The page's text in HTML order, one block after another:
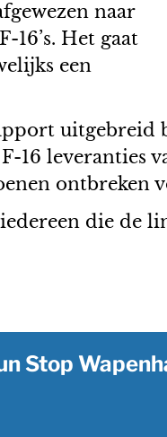
naar
Het gaat
een
uitgebreid
16 leveranties
ontbreken
die de
Stop